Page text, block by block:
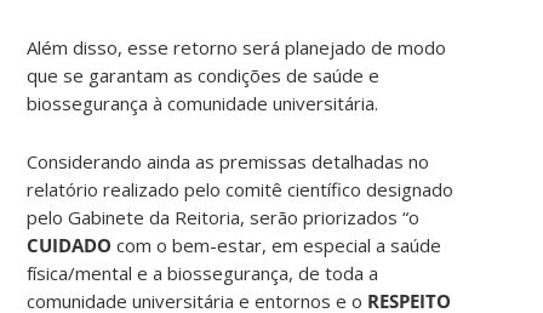
Além disso, esse retorno será planejado de modo
que se garantam as condições de saúde e
biossegurança à comunidade universitária.
Considerando ainda as premissas detalhadas no
relatório realizado pelo comitê científico designado
pelo Gabinete da Reitoria, serão priorizados “o
CUIDADOcom o bem-estar, em especial a saúde
física/mental e a biossegurança, de toda a
comunidade universitária e entornos e o RESPEITO